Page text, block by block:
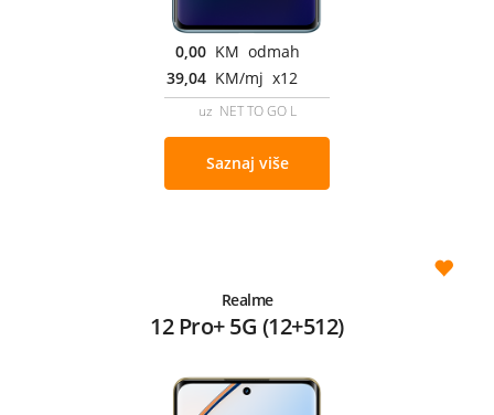
0,00 KM odmah
39,04 KM/mj x12
uz NET TO GO L
Saznaj više
Realme
12 Pro+ 5G (12+512)